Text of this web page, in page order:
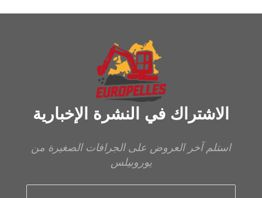
الاشتراك في النشرة الإخبارية
استلم آخر العروض على الجرافات الصغيرة من
يوروبيلس